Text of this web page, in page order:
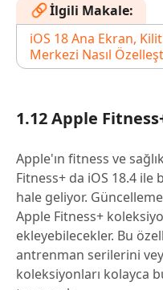
İlgili Makale:
iOS 18 Ana Ekran,
Merkezi Nasıl
1.12 Apple
Apple'ın fitness ve
Fitness+ da iOS 18.4
hale geliyor.
Apple Fitness+
ekleyebilecekler. Bu
antrenman serilerini
koleksiyonları kolayca